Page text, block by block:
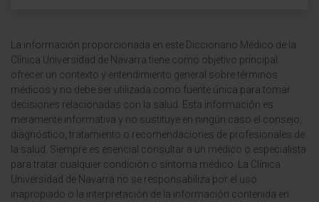
La información proporcionada en este Diccionario Médico de la
Clínica Universidad de Navarra tiene como objetivo principal
ofrecer un contexto y entendimiento general sobre términos
médicos y no debe ser utilizada como fuente única para tomar
decisiones relacionadas con la salud. Esta información es
meramente informativa y no sustituye en ningún caso el consejo,
diagnóstico, tratamiento o recomendaciones de profesionales de
la salud. Siempre es esencial consultar a un médico o especialista
para tratar cualquier condición o síntoma médico. La Clínica
Universidad de Navarra no se responsabiliza por el uso
inapropiado o la interpretación de la información contenida en